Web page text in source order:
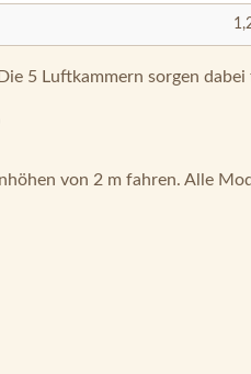
5 Luftkammern sorgen
von 2 m fahren. Alle